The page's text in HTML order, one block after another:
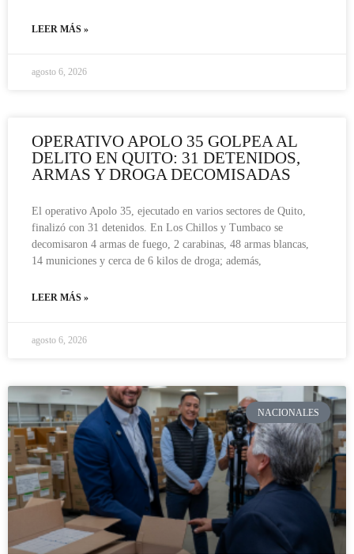
LEER MÁS »
agosto 6, 2026
OPERATIVO APOLO 35 GOLPEA AL
DELITO EN QUITO: 31 DETENIDOS,
ARMAS Y DROGA DECOMISADAS
El operativo Apolo 35, ejecutado en varios sectores de Quito,
finalizó con 31 detenidos. En Los Chillos y Tumbaco se
decomisaron 4 armas de fuego, 2 carabinas, 48 armas blancas,
14 municiones y cerca de 6 kilos de droga; además,
LEER MÁS »
agosto 6, 2026
NACIONALES